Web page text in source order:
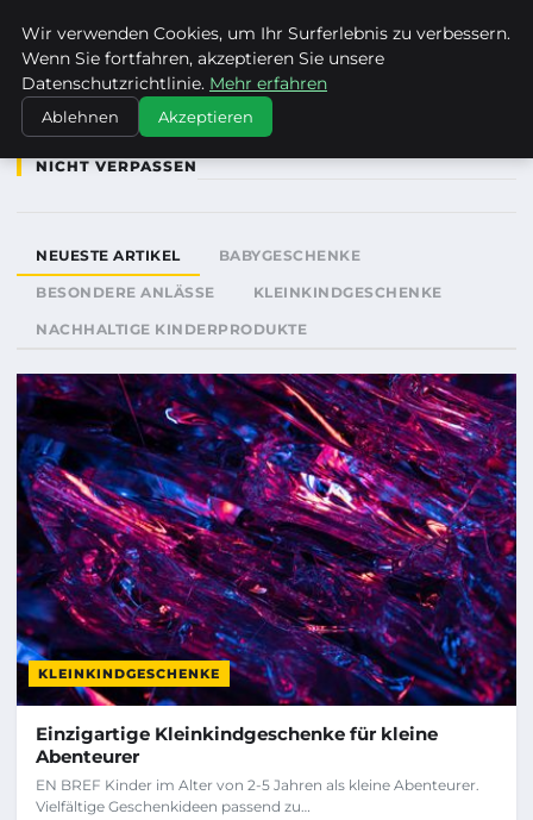
FRAUSUVI.DE
NICHT VERPASSEN
NEUESTE ARTIKEL BABYGESCHENKE
BESONDERE ANLÄSSE KLEINKINDGESCHENKE
NACHHALTIGE KINDERPRODUKTE
KLEINKINDGESCHENKE
Einzigartige Kleinkindgeschenke für kleine
Abenteurer
EN BREF Kinder im Alter von 2-5 Jahren als kleine Abenteurer.
Vielfältige Geschenkideen passend zu…
Wir verwenden Cookies, um Ihr Surferlebnis zu verbessern.
Wenn Sie fortfahren, akzeptieren Sie unsere
Datenschutzrichtlinie. Mehr erfahren
Ablehnen Akzeptieren